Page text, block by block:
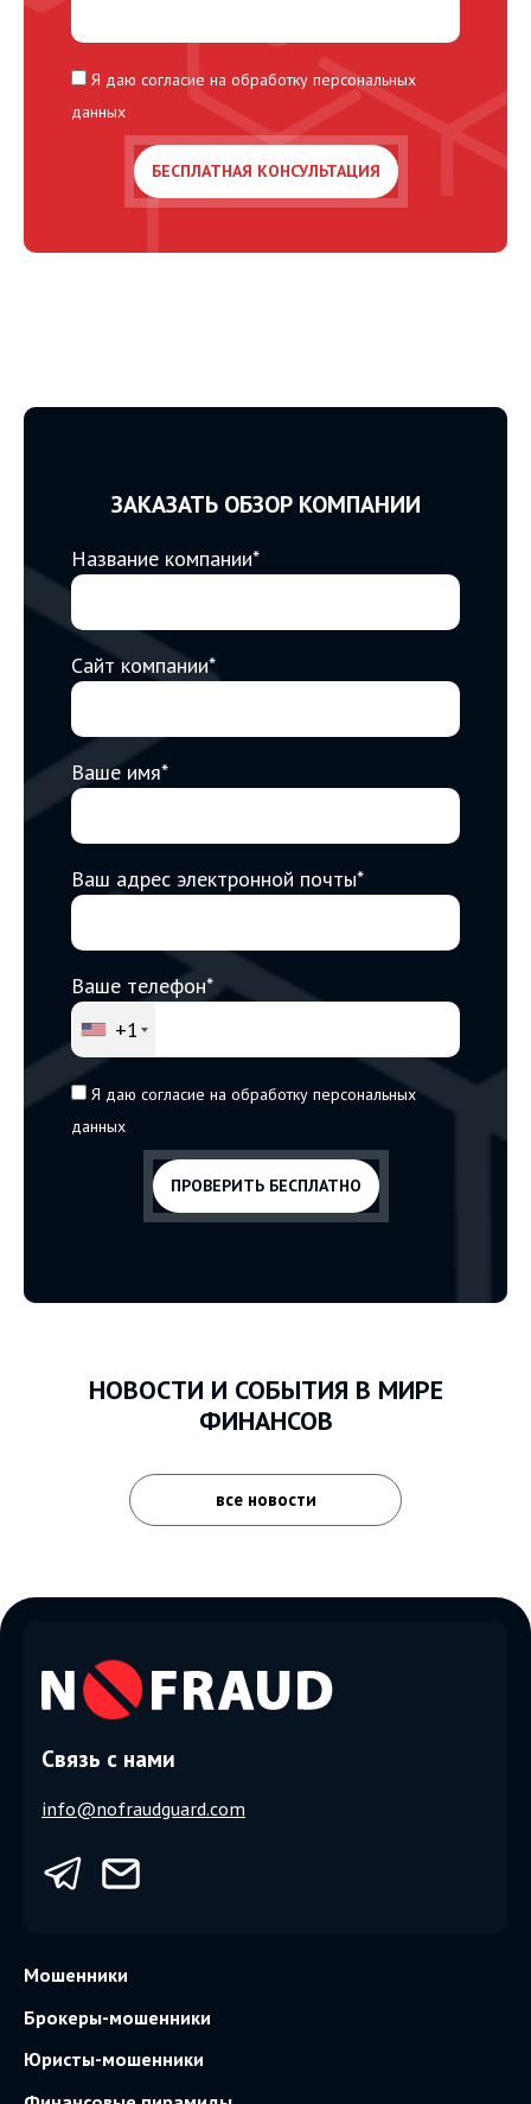
Я даю согласие на обработку персональных
данных
ЗАКАЗАТЬ ОБЗОР КОМПАНИИ
Название компании*
Сайт компании*
Ваше имя*
Ваш адрес электронной почты*
Ваше телефон*
+1
Я даю согласие на обработку персональных
данных
НОВОСТИ И СОБЫТИЯ В МИРЕ
ФИНАНСОВ
все новости
Связь с нами
info@nofraudguard.com
Мошенники
Брокеры-мошенники
Юристы-мошенники